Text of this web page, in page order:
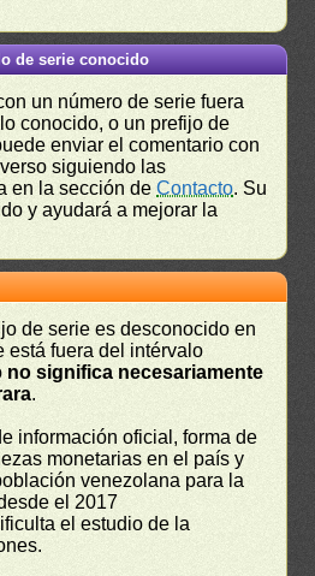
de serie conocido
un número de serie fuera
conocido, o un prefijo de
enviar el comentario con
siguiendo las
en la sección deContacto. Su
y ayudará a mejorar la
de serie es desconocido en
está fuera del intérvalo
no significa necesariamente
.
información oficial, forma de
monetarias en el país y
venezolana para la
el 2017
el estudio de la